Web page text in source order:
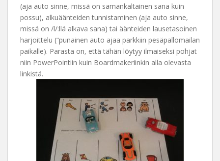
(aja auto sinne, missä on samankaltainen sana kuin
possu), alkuäänteiden tunnistaminen (aja auto sinne,
missä on /l/:llä alkava sana) tai äänteiden lausetasoinen
harjoittelu (“punainen auto ajaa parkkiin pesäpallomailan
paikalle). Parasta on, että tähän löytyy ilmaiseksi pohjat
niin PowerPointiin kuin Boardmakeriinkin alla olevasta
linkistä.